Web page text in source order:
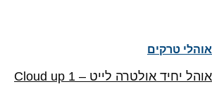
אוהלי טרקים
אוהל יחיד אולטרה לייט – Cloud up 1